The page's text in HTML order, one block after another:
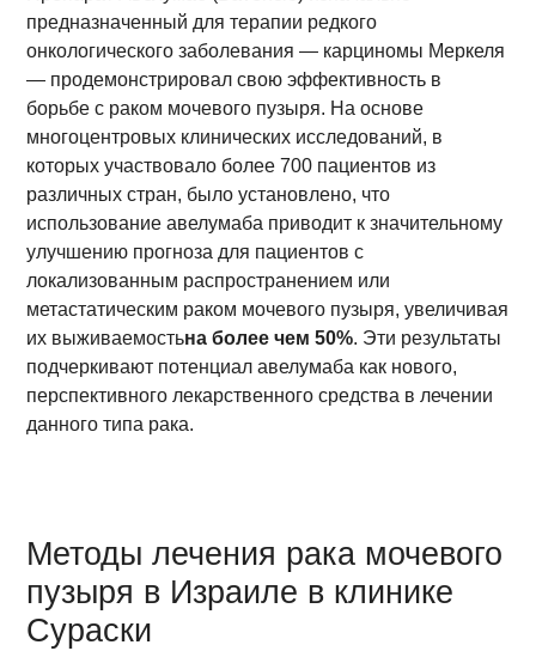
предназначенный для терапии редкого
онкологического заболевания — карциномы Меркеля
— продемонстрировал свою эффективность в
борьбе с раком мочевого пузыря. На основе
многоцентровых клинических исследований, в
которых участвовало более 700 пациентов из
различных стран, было установлено, что
использование авелумаба приводит к значительному
улучшению прогноза для пациентов с
локализованным распространением или
метастатическим раком мочевого пузыря, увеличивая
их выживаемостьна более чем 50%. Эти результаты
подчеркивают потенциал авелумаба как нового,
перспективного лекарственного средства в лечении
данного типа рака.
Методы лечения рака мочевого
пузыря в Израиле в клинике
Сураски